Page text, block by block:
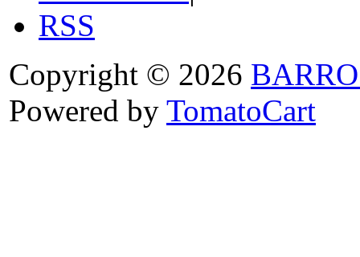
RSS
Copyright © 2026
Powered by TomatoCart